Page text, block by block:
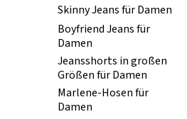
Skinny Jeans für Damen
Boyfriend Jeans für
Damen
Jeansshorts in großen
Größen für Damen
Marlene-Hosen für
Damen